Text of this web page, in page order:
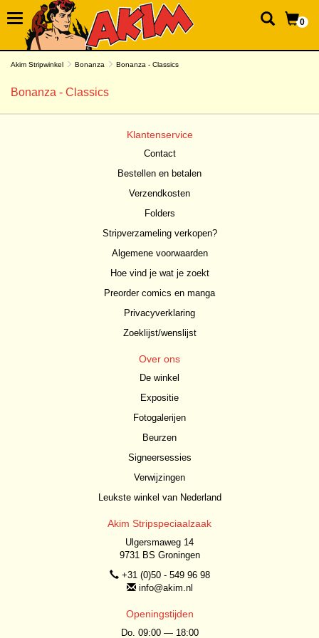
0
Akim Stripwinkel Bonanza Bonanza - Classics
Bonanza - Classics
Klantenservice
Contact
Bestellen en betalen
Verzendkosten
Folders
Stripverzameling verkopen?
Algemene voorwaarden
Hoe vind je wat je zoekt
Preorder comics en manga
Privacyverklaring
Zoeklijst/wenslijst
Over ons
De winkel
Expositie
Fotogalerijen
Beurzen
Signeersessies
Verwijzingen
Leukste winkel van Nederland
Akim Stripspeciaalzaak
Ulgersmaweg 14
9731 BS Groningen
+31 (0)50 - 549 96 98
info@akim.nl
Openingstijden
Do. 09:00 — 18:00